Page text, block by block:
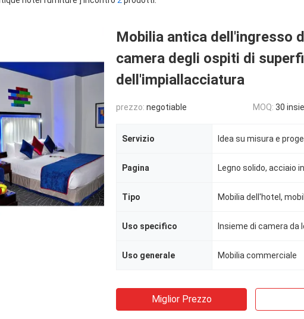
Mobilia antica dell'ingresso
camera degli ospiti di
dell'impiallacciatura
prezzo: negotiable MOQ: 30
Servizio
Pagina
Tipo
Uso specifico Insieme di camera da
Uso generale Mobilia commerciale
Miglior Prezzo